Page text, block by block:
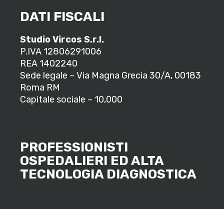
DATI FISCALI
Studio Vircos S.r.l.
P.IVA 12806291006
REA 1402240
Sede legale – Via Magna Grecia 30/A, 00183
Roma RM
Capitale sociale – 10,000
PROFESSIONISTI
OSPEDALIERI ED ALTA
TECNOLOGIA DIAGNOSTICA